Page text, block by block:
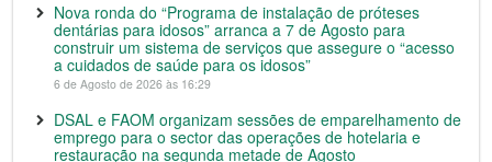
Nova ronda do “Programa de instalação de próteses
dentárias para idosos” arranca a 7 de Agosto para
construir um sistema de serviços que assegure o “acesso
a cuidados de saúde para os idosos”
6 de Agosto de 2026 às 16:29
DSAL e FAOM organizam sessões de emparelhamento de
emprego para o sector das operações de hotelaria e
restauração na segunda metade de Agosto